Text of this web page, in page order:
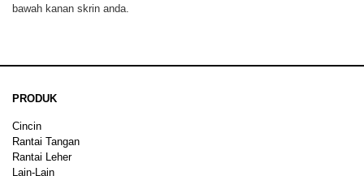
bawah kanan skrin anda.
PRODUK
Cincin
Rantai Tangan
Rantai Leher
Lain-Lain